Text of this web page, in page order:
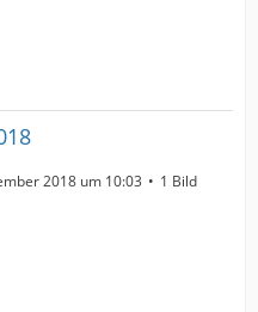
2018 um 10:03 1 Bild